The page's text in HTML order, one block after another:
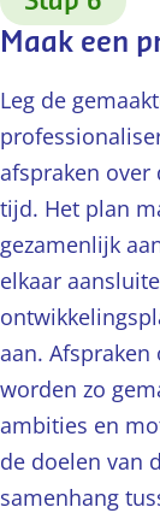
Maak een
Leg de
afspraken
tijd. Het plan
gezamenlijk
elkaar
aan.
worden zo
ambities en
de doelen van
samenhang